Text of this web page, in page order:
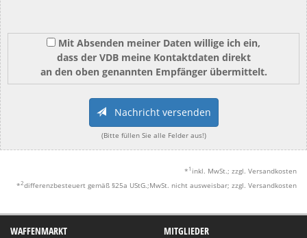
Mit Absenden meiner Daten willige ich ein,
dass der VDB meine Kontaktdaten direkt
an den oben genannten Empfänger übermittelt.
Nachricht versenden
(Bitte füllen Sie alle Felder aus!)
* 1 inkl. MwSt.; zzgl. Versandkosten
*2differenzbesteuert gemäß §25a UStG.;MwSt. nicht ausweisbar; zzgl. Versandkosten
WAFFENMARKT MITGLIEDER